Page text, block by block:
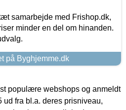
samarbejde med Frishop.dk,
minder en del om hinanden.
på Byghjemme.dk
populære webshops og anmeldt
ud fra bl.a. deres prisniveau,